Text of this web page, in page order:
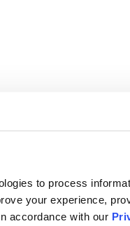
to process
your experience,
accordance with our